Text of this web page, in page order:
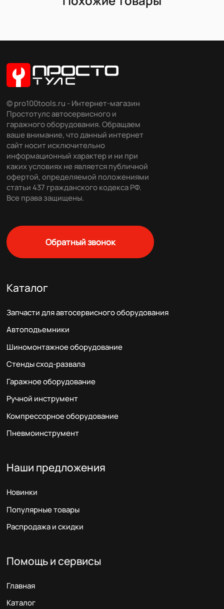
© pro100tools.ru - Интернет-магазин
Простотулс автосервисного и
гаражного оборудования. Обращаем
ваше внимание, что данный интернет
сайт носит исключительно
информационный характер и ни при
каких условиях не является публичной
офертой, определяемой положениями
статьи 437 гражданского кодекса РФ.
Все права защищены.
Обратный звонок
Каталог
Запчасти для автосервисного оборудования
Автоподъемники
Шиномонтажное оборудование
Стенды сход-развала
Гаражное оборудование
Ручной инструмент
Компрессорное оборудование
Пневмоинструмент
Наши предложения
Новинки
Популярные товары
Распродажа и скидки
Помощь и сервисы
Главная
Каталог